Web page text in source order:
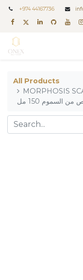
+974 44167736
All Products
MORPHOSIS
السموم 150 مل